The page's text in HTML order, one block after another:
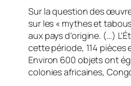
Sur la question des
sur les « mythes et
aux pays d’origine. (…)
cette période, 114 pièces
Environ 600 objets ont
colonies africaines,